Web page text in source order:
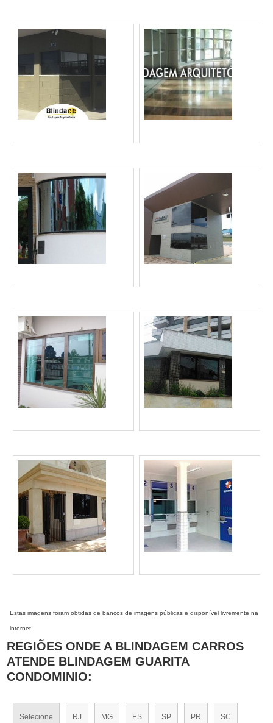
Estas imagens foram obtidas de bancos de imagens públicas e disponível livremente na
internet
REGIÕES ONDE A BLINDAGEM CARROS
ATENDE BLINDAGEM GUARITA
CONDOMINIO:
Selecione RJ MG ES SP PR SC